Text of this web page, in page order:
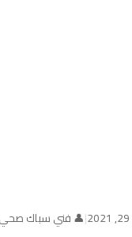
|👤 فني سباك صحي